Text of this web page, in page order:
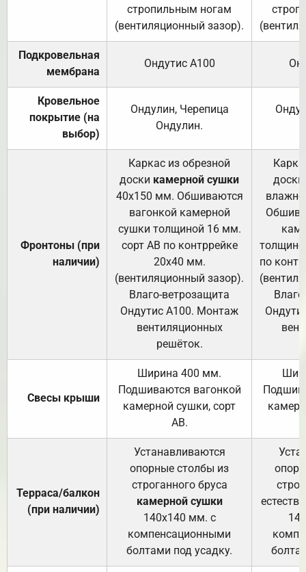
стропильным ногам
(вентиляционный зазор).
Подкровельная
мембрана
Ондутис А100
Кровельное
покрытие (на
выбор)
Ондулин, Черепица
Ондулин.
Фронтоны (при
наличии)
Каркас из обрезной
доски камерной сушки
40х150 мм. Обшиваются
вагонкой камерной
сушки толщиной 16 мм.
сорт АВ по контррейке
20х40 мм.
(вентиляционный зазор).
Влаго-ветрозащита
Ондутис А100. Монтаж
вентиляционных
решёток.
доски
по
Свесы крыши
Ширина 400 мм.
Подшиваются вагонкой
камерной сушки, сорт
АВ.
Терраса/балкон
(при наличии)
Устанавливаются
опорные столбы из
строганного бруса
камерной сушки
140х140 мм. с
компенсационными
болтами под усадку.